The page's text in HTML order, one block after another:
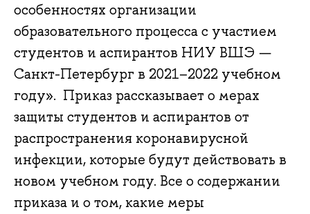
особенностях организации
образовательного процесса с участием
студентов и аспирантов НИУ ВШЭ —
Санкт-Петербург в 2021–2022 учебном
году». Приказ рассказывает о мерах
защиты студентов и аспирантов от
распространения коронавирусной
инфекции, которые будут действовать в
новом учебном году. Все о содержании
приказа и о том, какие меры